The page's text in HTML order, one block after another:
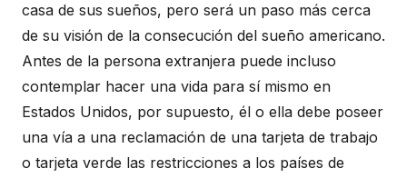
casa de sus sueños, pero será un paso más cerca
de su visión de la consecución del sueño americano.
Antes de la persona extranjera puede incluso
contemplar hacer una vida para sí mismo en
Estados Unidos, por supuesto, él o ella debe poseer
una vía a una reclamación de una tarjeta de trabajo
o tarjeta verde las restricciones a los países de